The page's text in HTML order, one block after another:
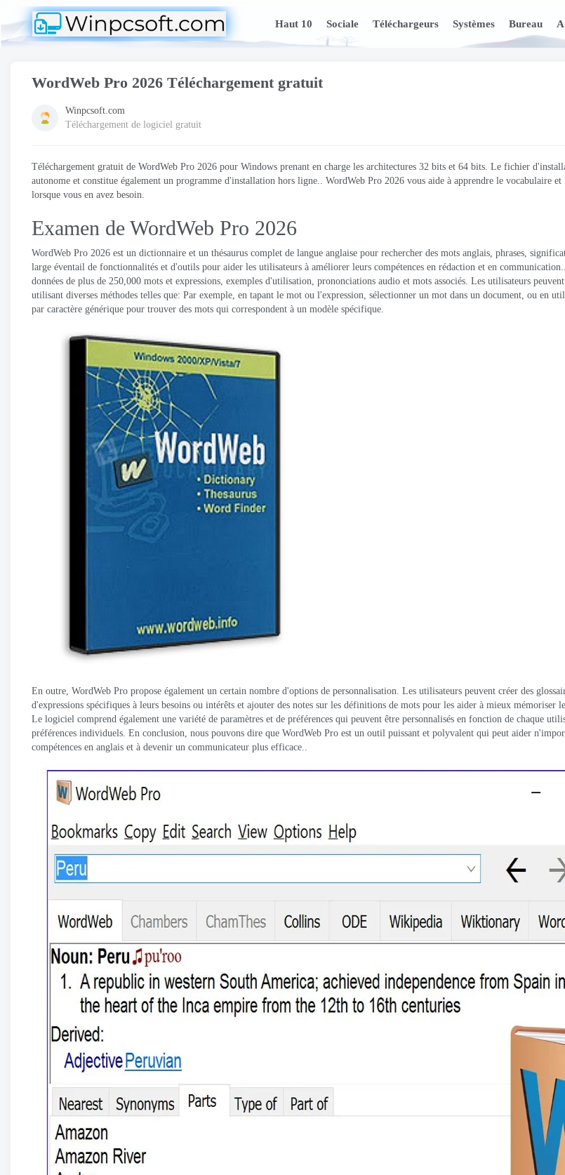
Haut 10 Sociale Téléchargeurs Systèmes Bureau
WordWeb Pro 2026 Téléchargement gratuit
Winpcsoft.com
Téléchargement de logiciel gratuit
Téléchargement gratuit de WordWeb Pro 2026 pour Windows prenant en charge les architectures 32 bits et 64 bits. Le fichier
autonome et constitue également un programme d'installation hors ligne.. WordWeb Pro 2026 vous aide à apprendre le vocabulaire
lorsque vous en avez besoin.
Examen de WordWeb Pro 2026
WordWeb Pro 2026 est un dictionnaire et un thésaurus complet de langue anglaise pour rechercher des mots anglais, phrases,
large éventail de fonctionnalités et d'outils pour aider les utilisateurs à améliorer leurs compétences en rédaction et en
données de plus de 250,000 mots et expressions, exemples d'utilisation, prononciations audio et mots associés. Les utilisateurs
utilisant diverses méthodes telles que: Par exemple, en tapant le mot ou l'expression, sélectionner un mot dans un document, ou en
par caractère générique pour trouver des mots qui correspondent à un modèle spécifique.
En outre, WordWeb Pro propose également un certain nombre d'options de personnalisation. Les utilisateurs peuvent créer des
d'expressions spécifiques à leurs besoins ou intérêts et ajouter des notes sur les définitions de mots pour les aider à mieux mémoriser
Le logiciel comprend également une variété de paramètres et de préférences qui peuvent être personnalisés en fonction de chaque
préférences individuels. En conclusion, nous pouvons dire que WordWeb Pro est un outil puissant et polyvalent qui peut aider
compétences en anglais et à devenir un communicateur plus efficace..